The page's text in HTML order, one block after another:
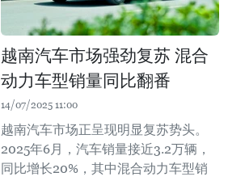
越南汽车市场强劲复苏 混合
动力车型销量同比翻番
14/07/2025 11:00
越南汽车市场正呈现明显复苏势头。
2025年6月，汽车销量接近3.2万辆，
同比增长20%，其中混合动力车型销